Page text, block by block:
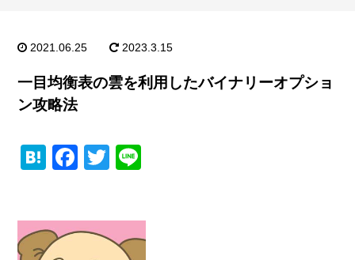
2021.06.25 2023.3.15
一目均衡表の雲を利用したバイナリーオプショ
ン攻略法
H
n
F
e
T
er